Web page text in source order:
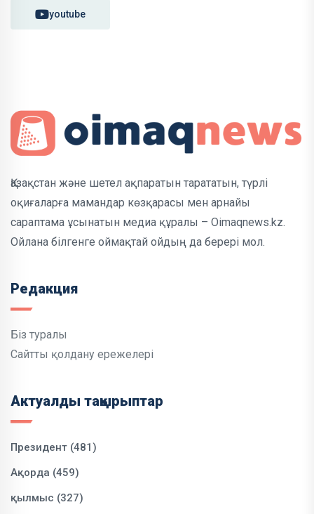
youtube
Қазақстан және шетел ақпаратын тарататын, түрлі
оқиғаларға мамандар көзқарасы мен арнайы
сараптама ұсынатын медиа құралы – Oimaqnews.kz.
Ойлана білгенге оймақтай ойдың да берері мол.
Редакция
Біз туралы
Сайтты қолдану ережелері
Актуалды тақырыптар
Президент (481)
Ақорда (459)
қылмыс (327)